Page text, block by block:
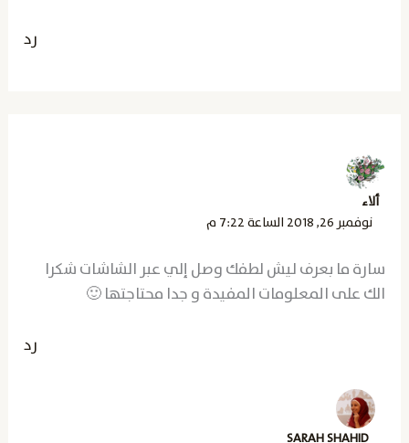
رد
ألاء
نوفمبر 26, 2018 الساعة 7:22 م
سارة ما بعرف ليش لطفك وصل إلي عبر الشاشات شكرا
الك على المعلومات المفيدة و جدا محتاجتها 🙂
رد
SARAH SHAHID